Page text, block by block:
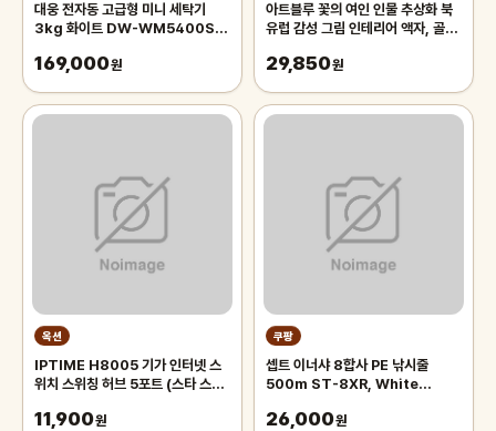
대웅 전자동 고급형 미니 세탁기
3kg 화이트 DW-WM5400SJ,
169,000원
아트블루 꽃의 여인 인물 추상화 북
유럽 감성 그림 인테리어 액자, 골드
29,850원
옥션
IPTIME H8005 기가 인터넷 스
위치 스위칭 허브 5포트 (스타 스마
11,900원
쿠팡
셉트 이너샤 8합사 PE 낚시줄
500m ST-8XR, White
26,000원